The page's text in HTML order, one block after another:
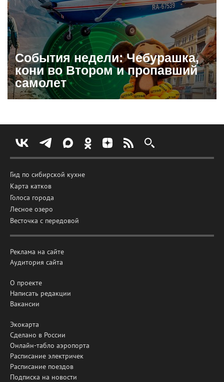
События недели: Чебурашка,
кони во Втором и пропавший
самолет
Гид по сибирской кухне
Карта катков
Голоса города
Лесное озеро
Весточка с передовой
Реклама на сайте
Аудитория сайта
О проекте
Написать редакции
Вакансии
Экокарта
Сделано в России
Онлайн-табло аэропорта
Расписание электричек
Расписание поездов
Подписка на новости